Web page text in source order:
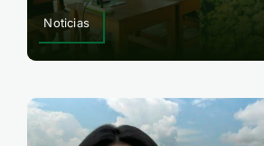
Noticias